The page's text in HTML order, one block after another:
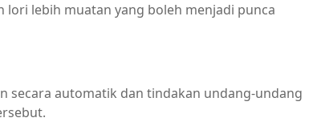
lebih muatan yang boleh menjadi punca
secara automatik dan tindakan undang-undang